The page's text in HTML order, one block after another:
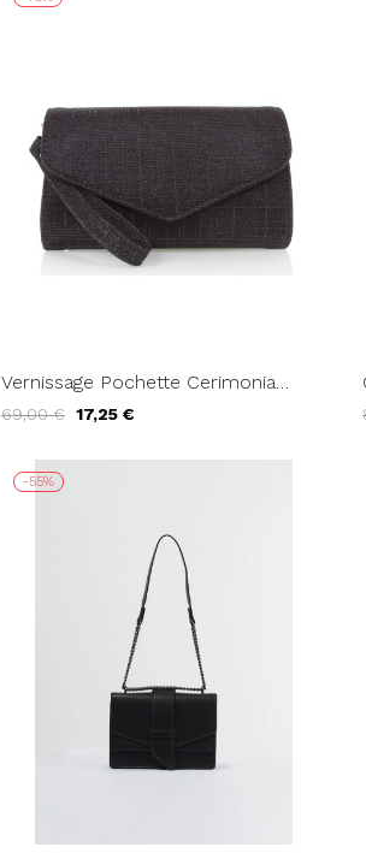
Vernissage Pochette Cerimonia
69,00 € 17,25 €
-55%